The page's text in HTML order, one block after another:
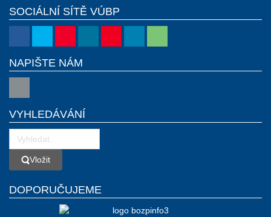
SOCIÁLNÍ SÍTĚ VÚBP
NAPIŠTE NÁM
VYHLEDÁVÁNÍ
VložitVložit
DOPORUČUJEME